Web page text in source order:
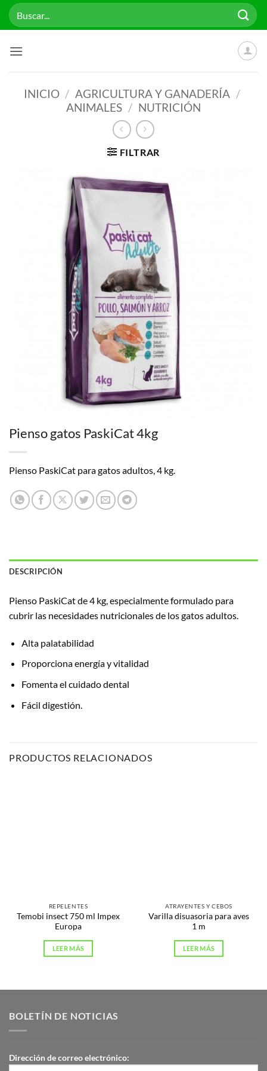
Saltar
Buscar
por:
INICIO / AGRICULTURA Y GANADERÍA /
ANIMALES / NUTRICIÓN
FILTRAR
Pienso gatos PaskiCat 4kg
Pienso PaskiCat para gatos adultos, 4 kg.
DESCRIPCIÓN
Pienso PaskiCat de 4 kg, especialmente formulado para
cubrir las necesidades nutricionales de los gatos adultos.
Alta palatabilidad
Proporciona energía y vitalidad
Fomenta el cuidado dental
Fácil digestión.
PRODUCTOS RELACIONADOS
REPELENTES
Temobi insect 750 ml Impex
Europa
LEER MÁS
ATRAYENTES Y CEBOS
Varilla disuasoria para aves
1 m
LEER MÁS
BOLETÍN DE NOTICIAS
Dirección de correo electrónico: